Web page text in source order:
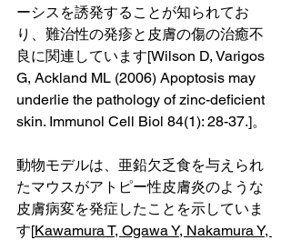
ーシスを誘発することが知られてお
り、難治性の発疹と皮膚の傷の治癒不
良に関連しています[Wilson D, Varigos
G, Ackland ML (2006) Apoptosis may
underlie the pathology of zinc-deficient
skin. Immunol Cell Biol 84(1): 28-37.]。
動物モデルは、亜鉛欠乏食を与えられ
たマウスがアトピー性皮膚炎のような
皮膚病変を発症したことを示していま
す[Kawamura T, Ogawa Y, Nakamura Y,